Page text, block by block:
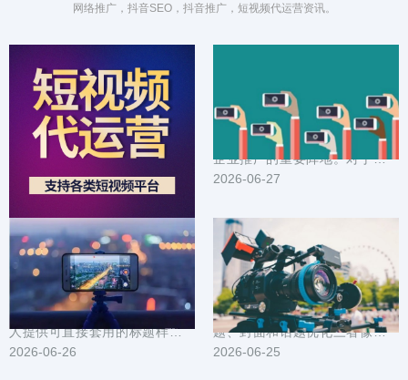
网络推广，抖音SEO，抖音推广，短视频代运营资讯。
抖音广告在中山的成功案例：创意与落地策略揭秘
在中山这座节奏快、审美挑剔的
城市，抖音广告如何从创意出
发、一路落地到实际转化？本文
把一线案例拆成可复...
2026-06-28
中山企业抖音推广方案_定制化内容营销_精准触达目标用户
在数字化营销时代，抖音已成为
企业推广的重要阵地。对于中山
企业而言，如何利用抖音平台实
2026-06-27
本地引流利器：中山抖音推广标题封面与素材模板大全
为在中山做本地生意或个人号的
人提供可直接套用的标题样式、
封面设计要点和短视频素材模
2026-06-26
中山抖音推广技巧汇总：短视频选题封面与话题优化
在中山做抖音推广，短视频的选
题、封面和话题优化三者像发动
机的三个缸，缺一不可。文中整
2026-06-25